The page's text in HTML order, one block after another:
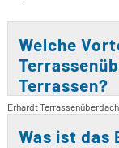
Welche
Terrassen?
Erhardt
ausgelegt und überzeugen
Was ist das